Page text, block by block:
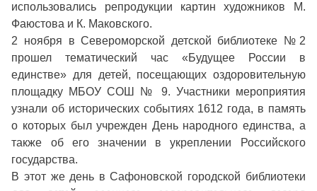
использовались репродукции картин художников М.
Фаюстова и К. Маковского.
2 ноября в Североморской детской библиотеке №2
прошел тематический час «Будущее России в
единстве» для детей, посещающих оздоровительную
площадку МБОУ СОШ № 9. Участники мероприятия
узнали об исторических событиях 1612 года, в память
о которых был учрежден День народного единства, а
также об его значении в укреплении Российского
государства.
В этот же день в Сафоновской городской библиотеки